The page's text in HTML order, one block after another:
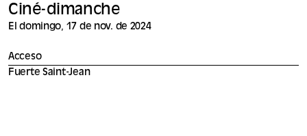
Ciné-dimanche
El domingo, 17 de nov. de 2024
Acceso
Fuerte Saint-Jean